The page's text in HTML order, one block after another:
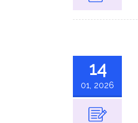
14
01, 2026